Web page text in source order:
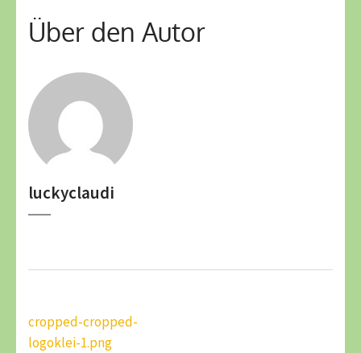
Über den Autor
luckyclaudi
Beitragsnavigation
cropped-cropped-
logoklei-1.png